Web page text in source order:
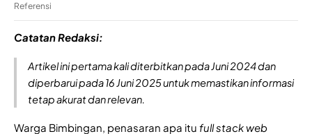
Referensi
Catatan Redaksi:
Artikel ini pertama kali diterbitkan pada Juni 2024 dan
diperbarui pada 16 Juni 2025 untuk memastikan informasi
tetap akurat dan relevan.
Warga Bimbingan, penasaran apa itu full stack web